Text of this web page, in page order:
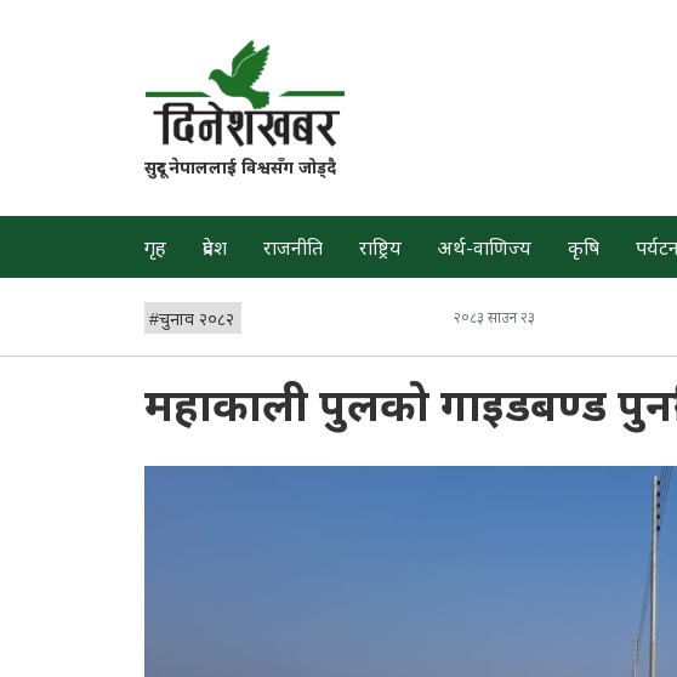
सुदूर नेपाललाई विश्वसँग जोड्दै
गृह प्रदेश राजनीति राष्ट्रिय अर्थ-वाणिज्य कृषि
#चुनाव २०८२ २०८३ साउन २३
महाकाली पुलको गाइडबण्ड